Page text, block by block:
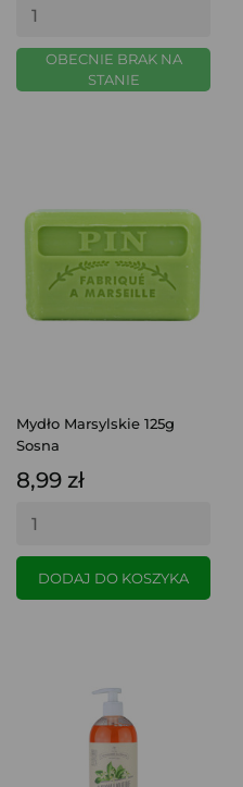
OBECNIE BRAK NA
STANIE
Mydło Marsylskie 125g
Sosna
8,99 zł
DODAJ DO KOSZYKA